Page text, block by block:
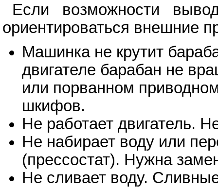
Если возможности
ориентироваться внешние
Машинка не крутит
двигателе барабан не
или порванном
шкифов.
Не работает двигатель.
Не набирает воду или
(прессостат). Нужна
Не сливает воду.